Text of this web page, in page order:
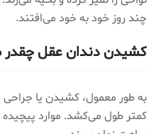
چند روز خود به خود می‌افتند.
کشیدن دندان عقل
به طور معمول، کشیدن یا